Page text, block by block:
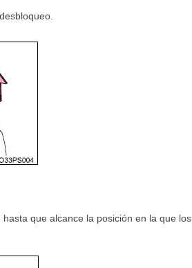
que alcance la posición en la que los